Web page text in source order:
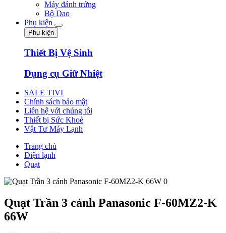
Máy đánh trứng
Bộ Dao
Phụ kiện
Phụ kiện
Thiết Bị Vệ Sinh
Dụng cụ Giữ Nhiệt
SALE TIVI
Chính sách bảo mật
Liên hệ với chúng tôi
Thiết bị Sức Khoẻ
Vật Tư Máy Lạnh
Trang chủ
Điện lạnh
Quạt
Quạt Trần 3 cánh Panasonic F‑60MZ2‑K
66W